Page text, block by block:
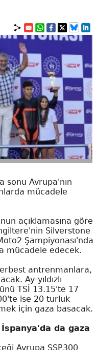
sonu Avrupa'nın
mücadele
açıklamasına göre
Silverstone
Şampiyonası'nda
mücadele edecek.
antrenmanlara,
Ay-yıldızlı
TSİ 13.15'te 17
ise 20 turluk
için gaza basacak.
da gaza
Avrupa SSP300